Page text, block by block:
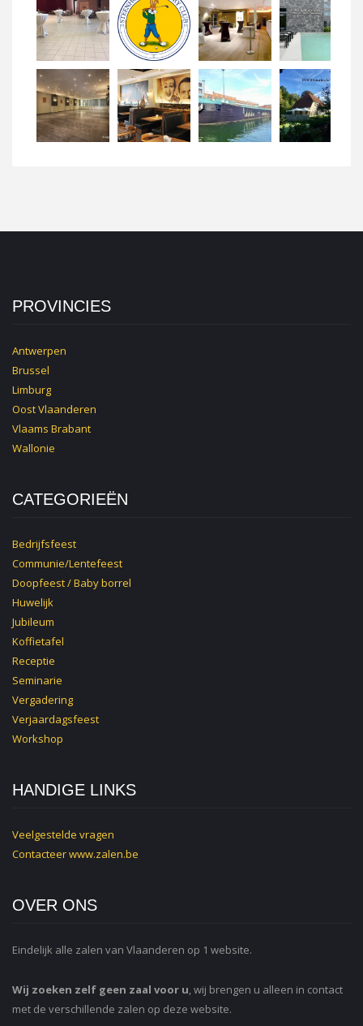
PROVINCIES
Antwerpen
Brussel
Limburg
Oost Vlaanderen
Vlaams Brabant
Wallonie
CATEGORIEËN
Bedrijfsfeest
Communie/Lentefeest
Doopfeest / Baby borrel
Huwelijk
Jubileum
Koffietafel
Receptie
Seminarie
Vergadering
Verjaardagsfeest
Workshop
HANDIGE LINKS
Veelgestelde vragen
Contacteerwww.zalen.be
OVER ONS
Eindelijk alle zalen van Vlaanderen op 1 website.
Wij zoeken zelf geen zaal voor u, wij brengen u alleen in contact
met de verschillende zalen op deze website.